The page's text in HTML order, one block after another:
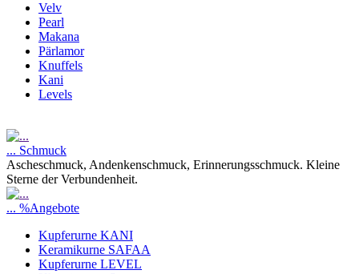
Velv
Pearl
Makana
Pärlamor
Knuffels
Kani
Levels
... Schmuck
Ascheschmuck, Andenkenschmuck, Erinnerungsschmuck. Kleine
Sterne der Verbundenheit.
... %Angebote
Kupferurne KANI
Keramikurne SAFAA
Kupferurne LEVEL